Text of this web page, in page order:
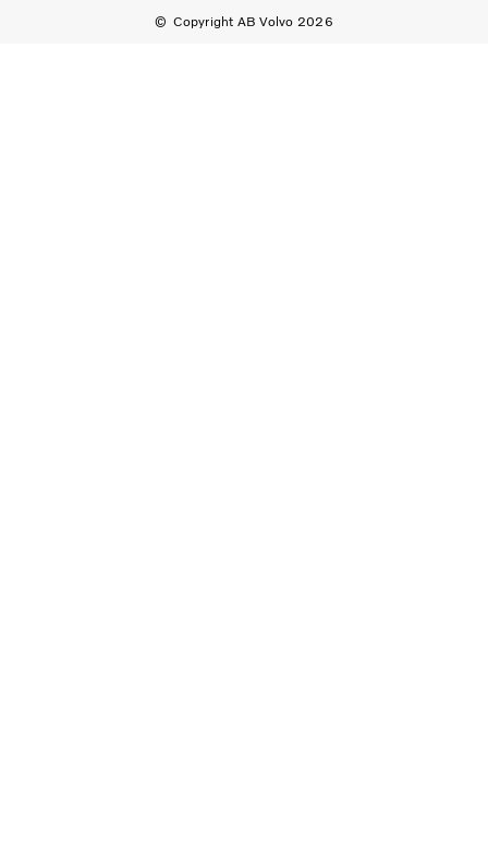
Copyright AB Volvo 2026